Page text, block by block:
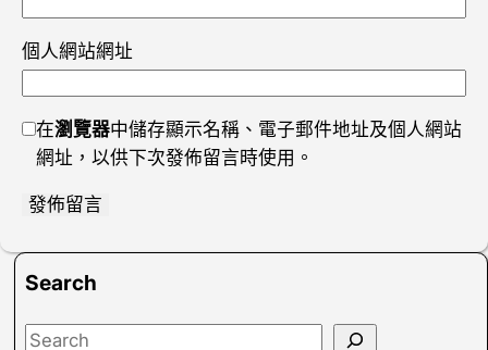
個人網站網址
在瀏覽器中儲存顯示名稱、電子郵件地址及個人網站
網址，以供下次發佈留言時使用。
Search
S